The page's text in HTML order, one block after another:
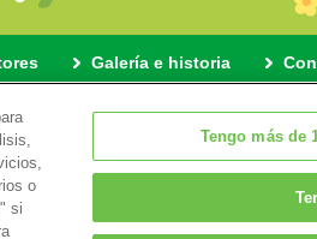
Galería e historia
nuestro uso de cookies
o
si
Tengo más de